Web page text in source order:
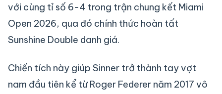
với cùng tỉ số 6-4 trong trận chung kết Miami
Open 2026, qua đó chính thức hoàn tất
Sunshine Double danh giá.
Chiến tích này giúp Sinner trở thành tay vợt
nam đầu tiên kể từ Roger Federer năm 2017 vô